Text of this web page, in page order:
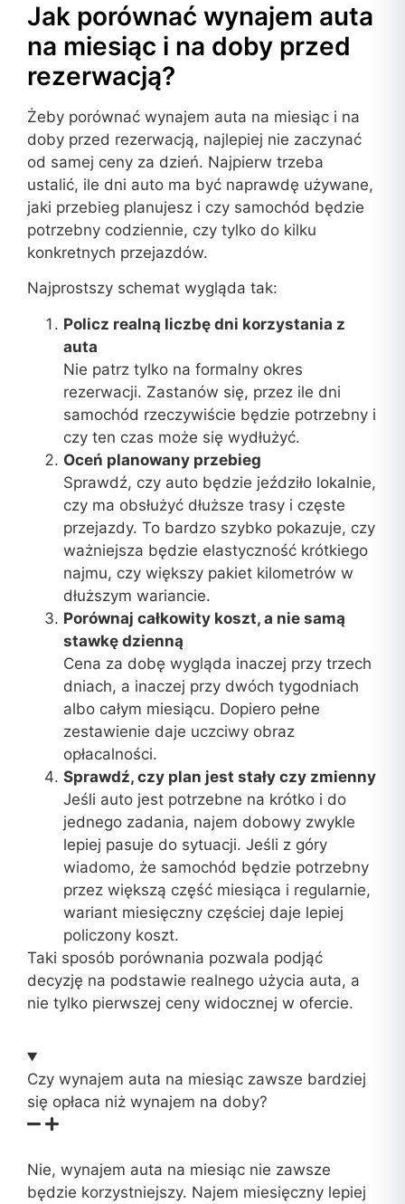
Jak porównać wynajem auta
na miesiąc i na doby przed
rezerwacją?
Żeby porównać wynajem auta na miesiąc i na
doby przed rezerwacją, najlepiej nie zaczynać
od samej ceny za dzień. Najpierw trzeba
ustalić, ile dni auto ma być naprawdę używane,
jaki przebieg planujesz i czy samochód będzie
potrzebny codziennie, czy tylko do kilku
konkretnych przejazdów.
Najprostszy schemat wygląda tak:
Policz realną liczbę dni korzystania z
auta
Nie patrz tylko na formalny okres
rezerwacji. Zastanów się, przez ile dni
samochód rzeczywiście będzie potrzebny i
czy ten czas może się wydłużyć.
Oceń planowany przebieg
Sprawdź, czy auto będzie jeździło lokalnie,
czy ma obsłużyć dłuższe trasy i częste
przejazdy. To bardzo szybko pokazuje, czy
ważniejsza będzie elastyczność krótkiego
najmu, czy większy pakiet kilometrów w
dłuższym wariancie.
Porównaj całkowity koszt, a nie samą
stawkę dzienną
Cena za dobę wygląda inaczej przy trzech
dniach, a inaczej przy dwóch tygodniach
albo całym miesiącu. Dopiero pełne
zestawienie daje uczciwy obraz
opłacalności.
Sprawdź, czy plan jest stały czy zmienny
Jeśli auto jest potrzebne na krótko i do
jednego zadania, najem dobowy zwykle
lepiej pasuje do sytuacji. Jeśli z góry
wiadomo, że samochód będzie potrzebny
przez większą część miesiąca i regularnie,
wariant miesięczny częściej daje lepiej
policzony koszt.
Taki sposób porównania pozwala podjąć
decyzję na podstawie realnego użycia auta, a
nie tylko pierwszej ceny widocznej w ofercie.
Czy wynajem auta na miesiąc zawsze bardziej
się opłaca niż wynajem na doby?
Nie, wynajem auta na miesiąc nie zawsze
będzie korzystniejszy. Najem miesięczny lepiej